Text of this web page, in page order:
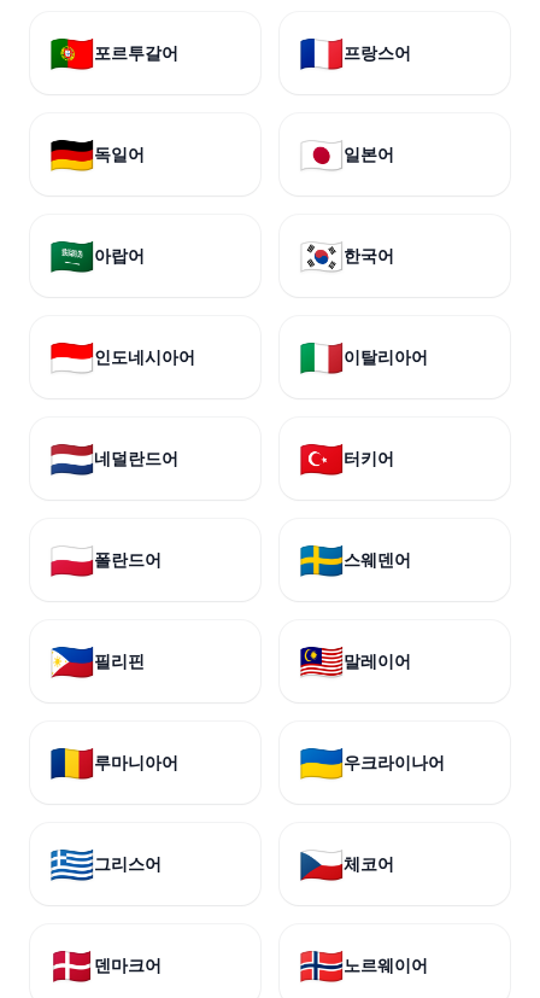
🇵🇹포르투갈어 🇫🇷프랑스어
🇩🇪독일어 🇯🇵일본어
🇸🇦아랍어 🇰🇷한국어
🇮🇩인도네시아어 🇮🇹이탈리아어
🇳🇱네덜란드어 🇹🇷터키어
🇵🇱폴란드어 🇸🇪스웨덴어
🇵🇭필리핀 🇲🇾말레이어
🇷🇴루마니아어 🇺🇦우크라이나어
🇬🇷그리스어 🇨🇿체코어
🇩🇰 덴마크어 🇳🇴노르웨이어